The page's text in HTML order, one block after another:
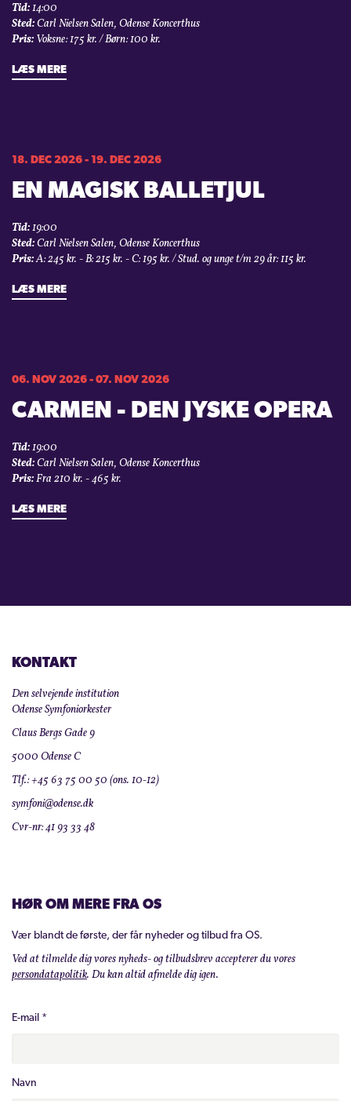
Tid:14:00
Sted:Carl Nielsen Salen, Odense Koncerthus
Pris: Voksne: 175 kr. / Børn: 100 kr.
LÆS MERE
18. DEC 2026 - 19. DEC 2026
EN MAGISK BALLETJUL
Tid:19:00
Sted:Carl Nielsen Salen, Odense Koncerthus
Pris:A: 245 kr. - B: 215 kr. - C: 195 kr. / Stud. og unge t/m 29 år: 115 kr.
LÆS MERE
06. NOV 2026 - 07. NOV 2026
CARMEN - DEN JYSKE OPERA
Tid:19:00
Sted:Carl Nielsen Salen, Odense Koncerthus
Pris:Fra 210 kr. - 465 kr.
LÆS MERE
KONTAKT
Den selvejende institution
Odense Symfoniorkester
Claus Bergs Gade 9
5000 Odense C
Tlf.: +45 63 75 00 50 (ons. 10-12)
symfoni@odense.dk
Cvr-nr: 41 93 33 48
HØR OM MERE FRA OS
Vær blandt de første, der får nyheder og tilbud fra OS.
Ved at tilmelde dig vores nyheds- og tilbudsbrev accepterer du vores
persondatapolitik. Du kan altid afmelde dig igen.
E-mail *
Navn